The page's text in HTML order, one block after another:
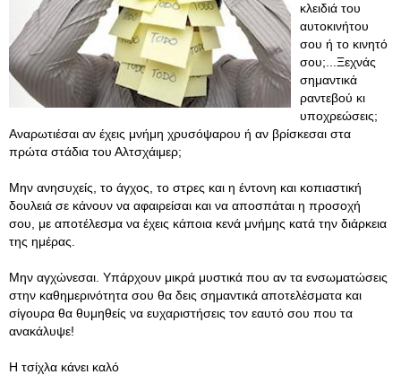
κλειδιά του
αυτοκινήτου
σου ή το κινητό
σου;...Ξεχνάς
σημαντικά
ραντεβού κι
υποχρεώσεις;
Αναρωτιέσαι αν έχεις μνήμη χρυσόψαρου ή αν βρίσκεσαι στα
πρώτα στάδια του Αλτσχάιμερ;
Μην ανησυχείς, το άγχος, το στρες και η έντονη και κοπιαστική
δουλειά σε κάνουν να αφαιρείσαι και να αποσπάται η προσοχή
σου, με αποτέλεσμα να έχεις κάποια κενά μνήμης κατά την διάρκεια
της ημέρας.
Μην αγχώνεσαι. Υπάρχουν μικρά μυστικά που αν τα ενσωματώσεις
στην καθημερινότητα σου θα δεις σημαντικά αποτελέσματα και
σίγουρα θα θυμηθείς να ευχαριστήσεις τον εαυτό σου που τα
ανακάλυψε!
Η τσίχλα κάνει καλό